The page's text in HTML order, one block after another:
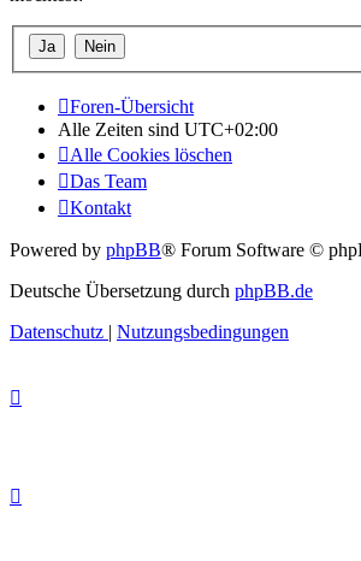
Foren-Übersicht
Alle Zeiten sind UTC+02:00
Alle Cookies löschen
Das Team
Kontakt
Powered by phpBB® Forum Software ©
Deutsche Übersetzung durch phpBB.de
Datenschutz | Nutzungsbedingungen